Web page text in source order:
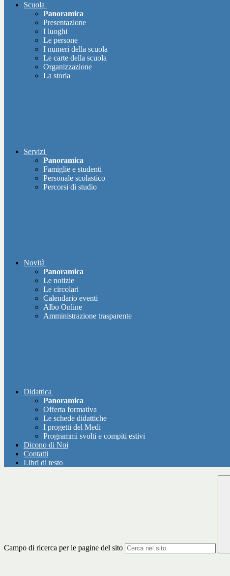
Scuola
Panoramica
Presentazione
I luoghi
Le persone
I numeri della scuola
Le carte della scuola
Organizzazione
La storia
Servizi
Panoramica
Famiglie e studenti
Personale scolastico
Percorsi di studio
Novità
Panoramica
Le notizie
Le circolari
Calendario eventi
Albo Online
Amministrazione trasparente
Didattica
Panoramica
Offerta formativa
Le schede didattiche
I progetti del Medi
Programmi svolti e compiti estivi
Dicono di Noi
Contatti
Libri di testo
Campo di ricerca per le pagine del sito